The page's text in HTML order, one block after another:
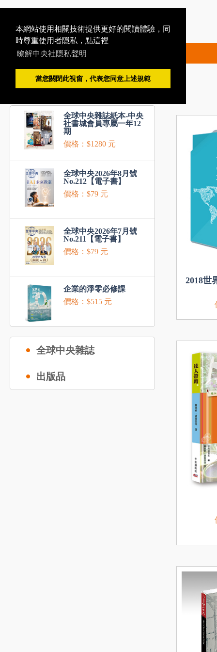
本網站使用相關技術提供更好的閱讀體驗，同
時尊重使用者隱私，點這裡
瞭解中央社隱私聲明
當您關閉此視窗，代表您同意上述規範
推薦商品
全球中央雜誌紙本-中央
社書城會員專屬一年12
期
價格：$1280 元
全球中央2026年8月號
No.212【電子書】
價格：$79 元
全球中央2026年7月號
No.211【電子書】
價格：$79 元
企業的淨零必修課
價格：$515 元
全球中央雜誌
出版品
2018世